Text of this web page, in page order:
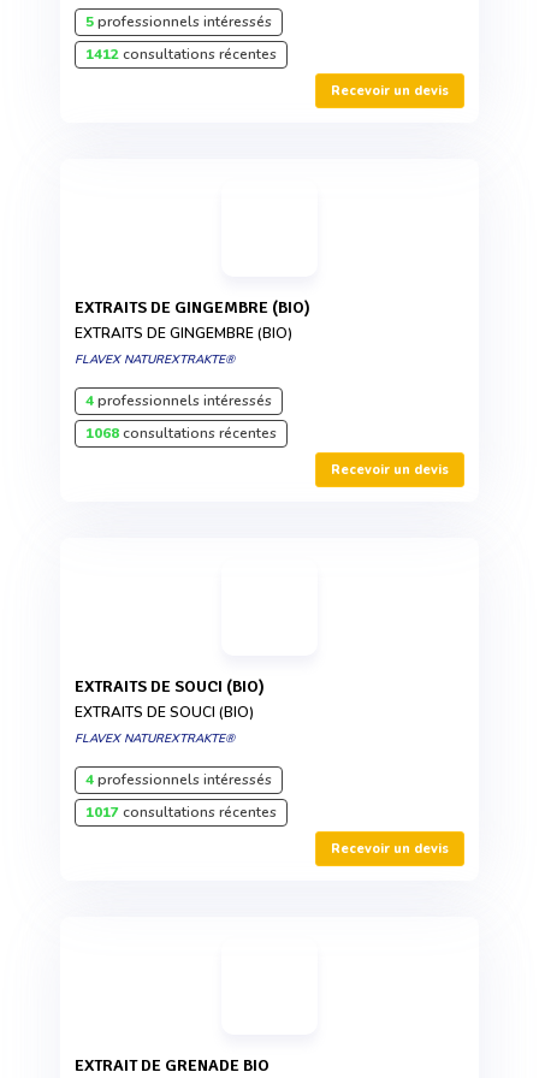
5professionnels intéressés
1412consultations récentes
Recevoir un devis
EXTRAITS DE GINGEMBRE (BIO)
EXTRAITS DE GINGEMBRE (BIO)
FLAVEX NATUREXTRAKTE®
4professionnels intéressés
1068consultations récentes
Recevoir un devis
EXTRAITS DE SOUCI (BIO)
EXTRAITS DE SOUCI (BIO)
FLAVEX NATUREXTRAKTE®
4professionnels intéressés
1017consultations récentes
Recevoir un devis
EXTRAIT DE GRENADE BIO